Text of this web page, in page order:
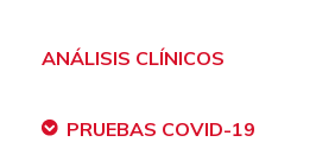
ANÁLISIS CLÍNICOS​
PRUEBAS COVID-19